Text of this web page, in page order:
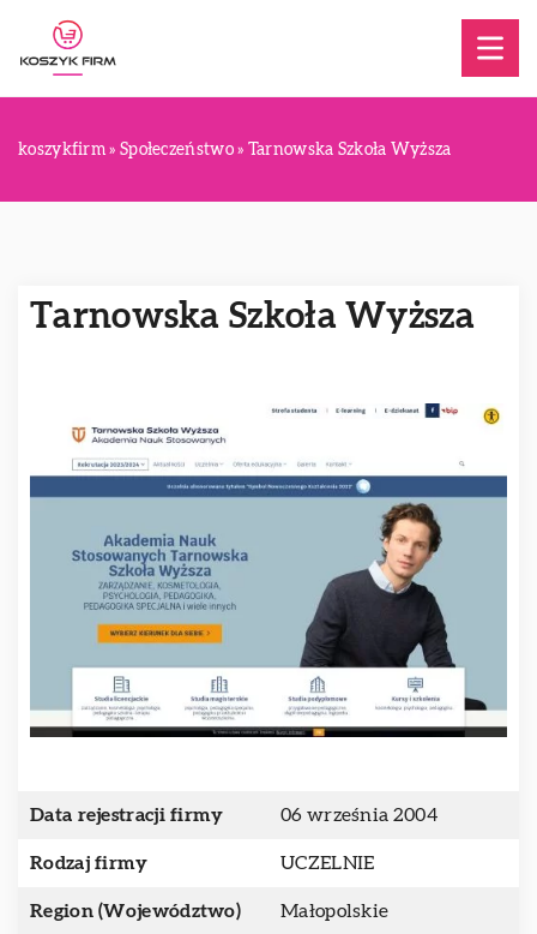
koszykfirm » Społeczeństwo» Tarnowska Szkoła Wyższa
Tarnowska Szkoła Wyższa
Data rejestracji firmy 06 września 2004
Rodzaj firmy UCZELNIE
Region (Województwo) Małopolskie